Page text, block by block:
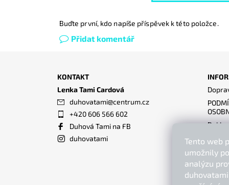
Buďte první, kdo napíše příspěvek k této položce.
Přidat komentář
KONTAKT
Lenka Tami Cardová
duhovatami@centrum.cz
+420 606 566 602
Duhová Tami na FB
duhovatami
Tento web
umožnily
analýzu